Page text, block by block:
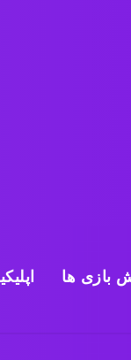
بازی ها